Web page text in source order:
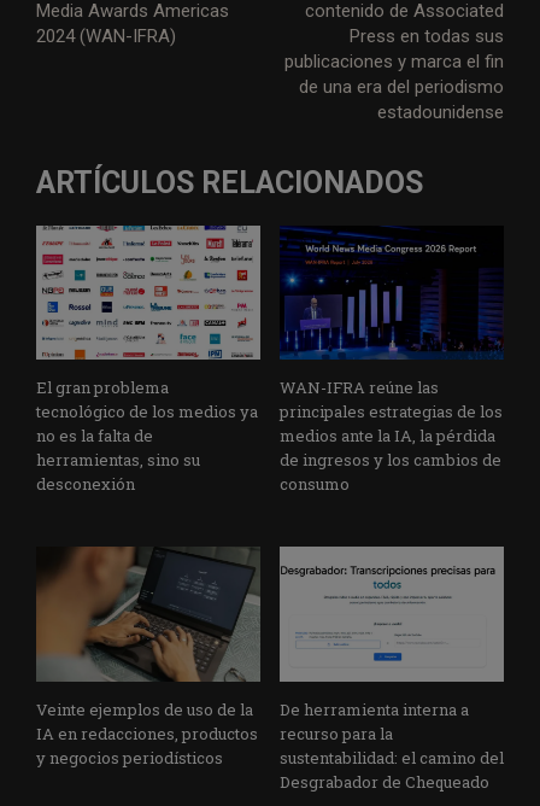
Media Awards Americas
2024 (WAN-IFRA)
contenido de Associated
Press en todas sus
publicaciones y marca el fin
de una era del periodismo
estadounidense
ARTÍCULOS RELACIONADOS
El gran problema
tecnológico de los medios ya
no es la falta de
herramientas, sino su
desconexión
WAN-IFRA reúne las
principales estrategias de los
medios ante la IA, la pérdida
de ingresos y los cambios de
consumo
Veinte ejemplos de uso de la
IA en redacciones, productos
y negocios periodísticos
De herramienta interna a
recurso para la
sustentabilidad: el camino del
Desgrabador de Chequeado